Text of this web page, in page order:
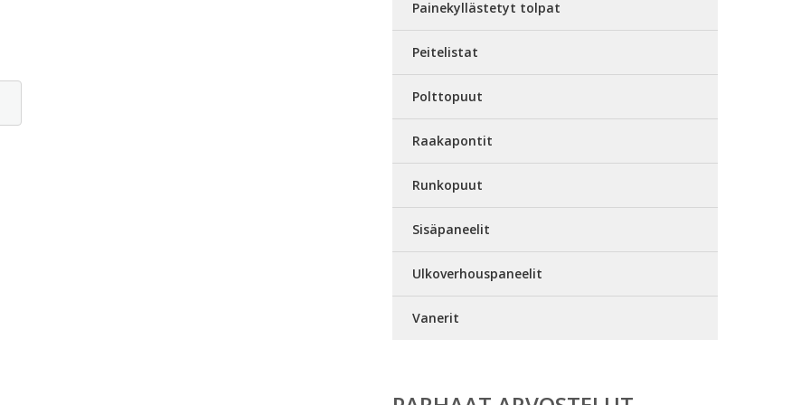
Painekyllästetyt tolpat
Peitelistat
Polttopuut
Raakapontit
Runkopuut
Sisäpaneelit
Ulkoverhouspaneelit
Vanerit